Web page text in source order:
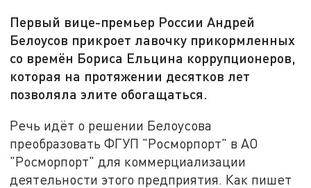
Первый вице-премьер России Андрей
Белоусов прикроет лавочку прикормленных
со времён Бориса Ельцина коррупционеров,
которая на протяжении десятков лет
позволяла элите обогащаться.
Речь идёт о решении Белоусова
преобразовать ФГУП "Росморпорт" в АО
"Росморпорт" для коммерциализации
деятельности этого предприятия. Как пишет